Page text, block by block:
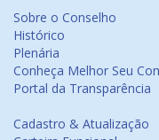
Sobre o Conselho
Histórico
Plenária
Conheça Melhor Seu
Portal da Transparência
Cadastro & Atualização